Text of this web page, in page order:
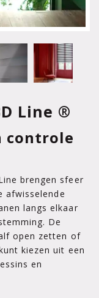
Line ®
controle
brengen sfeer
afwisselende
langs elkaar
De
open zetten of
kiezen uit een
en